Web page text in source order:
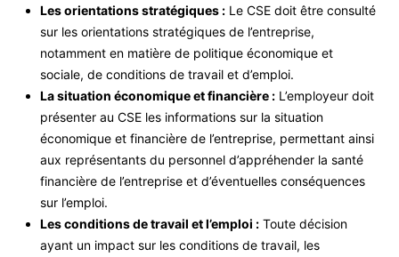
Les orientations stratégiques : Le CSE doit être consulté
sur les orientations stratégiques de l’entreprise,
notamment en matière de politique économique et
sociale, de conditions de travail et d’emploi.
La situation économique et financière : L’employeur doit
présenter au CSE les informations sur la situation
économique et financière de l’entreprise, permettant ainsi
aux représentants du personnel d’appréhender la santé
financière de l’entreprise et d’éventuelles conséquences
sur l’emploi.
Les conditions de travail et l’emploi : Toute décision
ayant un impact sur les conditions de travail, les